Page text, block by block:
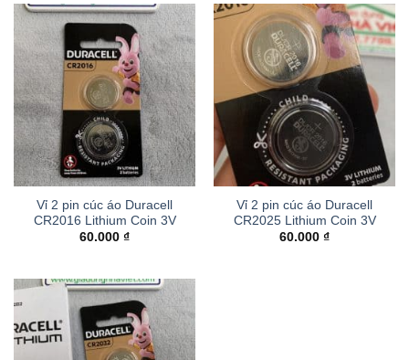
Vỉ 2 pin cúc áo Duracell
CR2016 Lithium Coin 3V
60.000 ₫
Vỉ 2 pin cúc áo Duracell
CR2025 Lithium Coin 3V
60.000 ₫